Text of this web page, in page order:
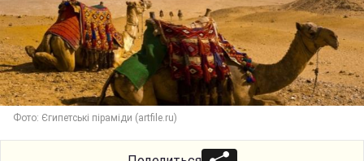
Фото: Єгипетські піраміди (artfile.ru)